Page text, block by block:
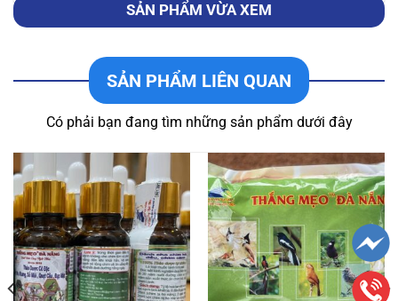
SẢN PHẨM VỪA XEM
SẢN PHẨM LIÊN QUAN
Có phải bạn đang tìm những sản phẩm dưới đây